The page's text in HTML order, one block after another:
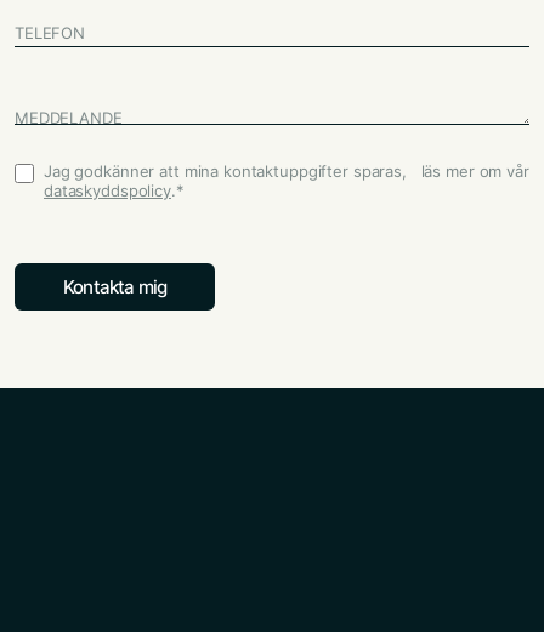
TELEFON
MEDDELANDE
Godkännande*
Jag godkänner att mina kontaktuppgifter sparas, läs mer om vår
dataskyddspolicy.*
Kontakta mig